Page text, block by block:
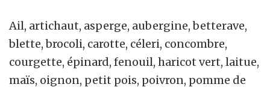
Ail, artichaut, asperge, aubergine, betterave,
blette, brocoli, carotte, céleri, concombre,
courgette, épinard, fenouil, haricot vert, laitue,
maïs, oignon, petit pois, poivron, pomme de